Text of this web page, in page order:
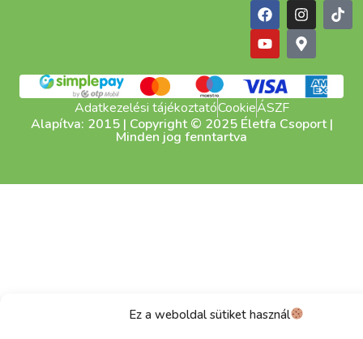
Ez a weboldal sütiket használ
Adatkezelési tájékoztatóCookieÁSZF
Alapítva: 2015 | Copyright © 2025 Életfa Csoport |
Minden jog fenntartva